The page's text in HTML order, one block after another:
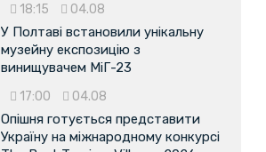
18:15 04.08
У Полтаві встановили унікальну
музейну експозицію з
винищувачем МіГ-23
17:00 04.08
Опішня готується представити
Україну на міжнародному конкурсі